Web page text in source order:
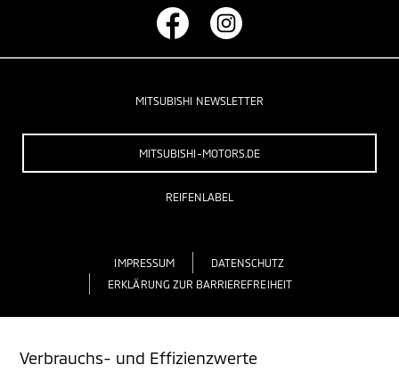
MITSUBISHI NEWSLETTER
MITSUBISHI-MOTORS.DE
REIFENLABEL
IMPRESSUM
DATENSCHUTZ
ERKLÄRUNG ZUR BARRIEREFREIHEIT
Verbrauchs- und Effizienzwerte